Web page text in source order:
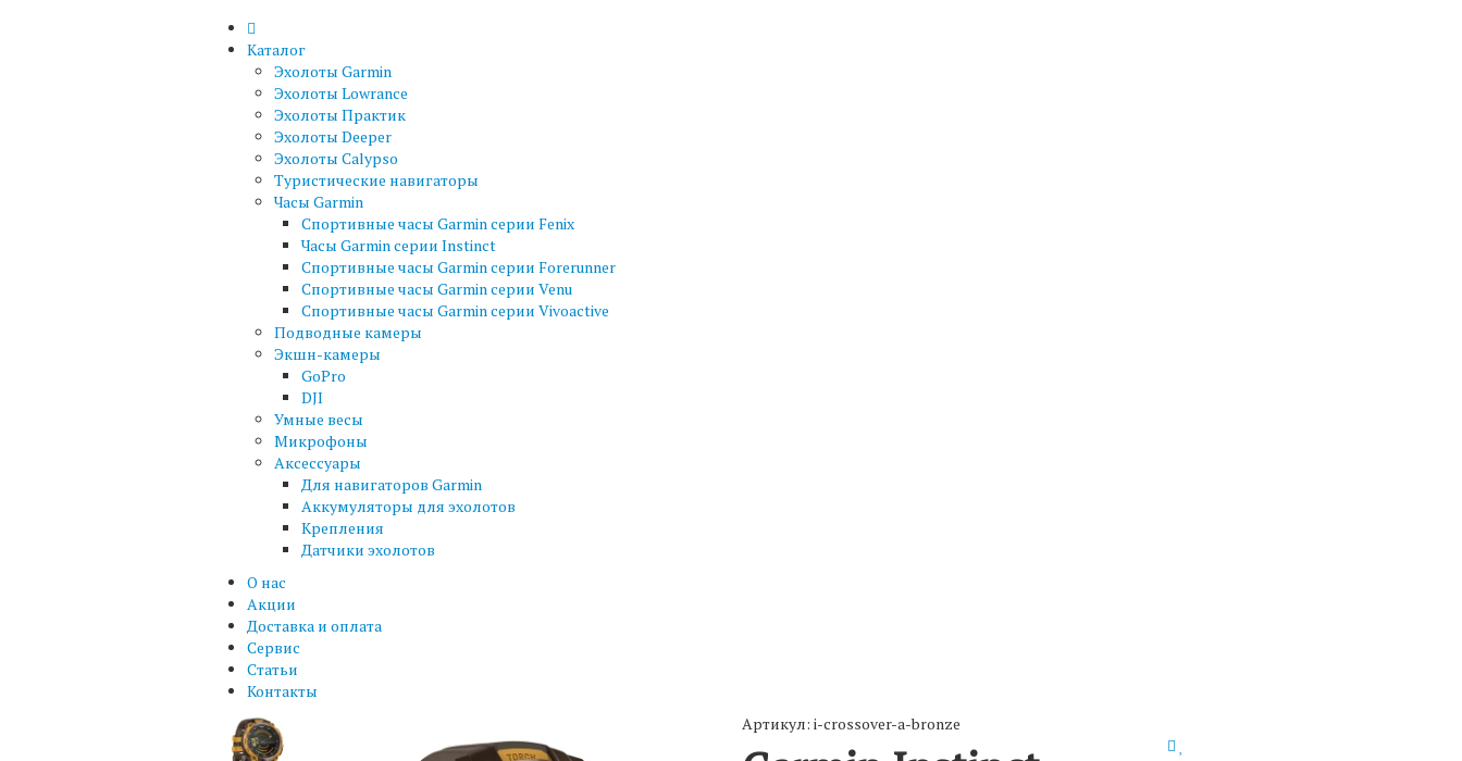
Каталог
Эхолоты Garmin
Эхолоты Lowrance
Эхолоты Практик
Эхолоты Deeper
Эхолоты Calypso
Туристические навигаторы
Часы Garmin
Спортивные часы Garmin серии Fenix
Часы Garmin серии Instinct
Спортивные часы Garmin серии Forerunner
Спортивные часы Garmin серии Venu
Спортивные часы Garmin серии Vivoactive
Подводные камеры
Экшн-камеры
GoPro
DJI
Умные весы
Микрофоны
Аксессуары
Для навигаторов Garmin
Аккумуляторы для эхолотов
Крепления
Датчики эхолотов
О нас
Акции
Доставка и оплата
Сервис
Статьи
Контакты
Артикул: i-crossover-a-bronze